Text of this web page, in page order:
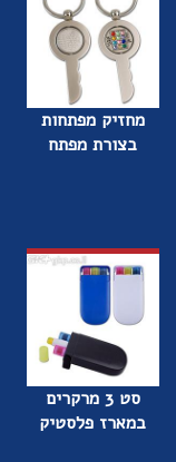
מחזיק מפתחות
בצורת מפתח
סט 3 מרקרים
במארז פלסטיק